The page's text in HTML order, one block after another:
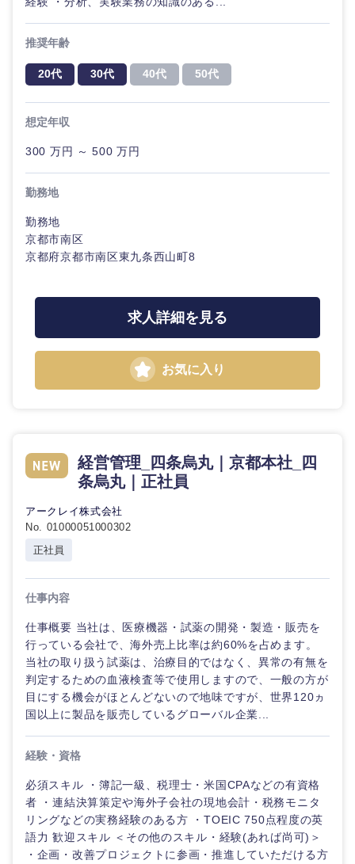
経営企
画・事業
管理
SCM
人事
コンサル
タント
専門職
技術職
Webサー
ビス・制
ム
技術職
（モノづ
くり）
金融専門
職
メディカ
ル
不動産専
門職
政策渉外
経営企画・事業企画
経営ボード
管理
マーケティング
営業
サービス
クリエイティブ
技術職（IT）、Webサービス・制作、ゲーム
メディカル
建設・施工管理
事務職
その他
商社・卸
エネルギー・資源・環境
自動車・機械・船舶
食品・化粧品・アパレル・消費財
メディカル・ヘルスケア・ライフサイエンス
倉庫・運輸・物流
WEBサービス
コンサル・シンクタンク
広告・宣伝・印刷
マスメディア
エンターテイメント
法律・特許事務所・監査法人
北海道・東北地方
北海道 青森県
宮城県
希望年収
推奨年齢
フリーワード
第二新卒
スタートアップ企
業
転勤なし 海外勤務あり
フルリモート
推奨年齢
20代 30代 40代 50代
想定年収
300 万円 ～ 500 万円
勤務地
勤務地
京都市南区
京都府京都市南区東九条西山町8
求人詳細を見る
お気に入り
経営管理_四条烏丸｜京都本社_四
条烏丸｜正社員
アークレイ株式会社
No. 01000051000302
正社員
仕事内容
仕事概要 当社は、医療機器・試薬の開発・製造・販売を
行っている会社で、海外売上比率は約60%を占めます。
当社の取り扱う試薬は、治療目的ではなく、異常の有無を
判定するための血液検査等で使用しますので、一般の方が
目にする機会がほとんどないので地味ですが、世界120ヵ
国以上に製品を販売しているグローバル企業...
経験・資格
必須スキル ・簿記一級、税理士・米国CPAなどの有資格
者 ・連結決算策定や海外子会社の現地会計・税務モニタ
リングなどの実務経験のある方 ・TOEIC 750点程度の英
語力 歓迎スキル ＜その他のスキル・経験(あれば尚可)＞
・企画・改善プロジェクトに参画・推進していただける方